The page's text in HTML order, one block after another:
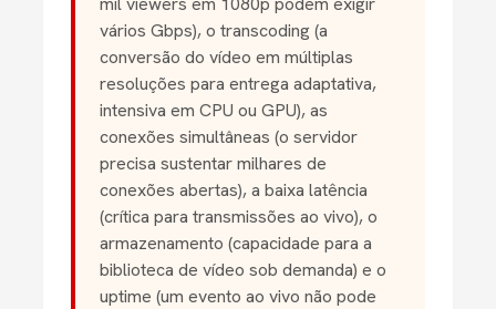
vários Gbps), o transcoding (a
conversão do vídeo em múltiplas
resoluções para entrega adaptativa,
intensiva em CPU ou GPU), as
conexões simultâneas (o servidor
precisa sustentar milhares de
conexões abertas), a baixa latência
(crítica para transmissões ao vivo), o
armazenamento (capacidade para a
biblioteca de vídeo sob demanda) e o
uptime (um evento ao vivo não pode